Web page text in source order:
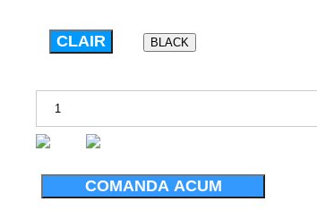
CLAIR BLACK
COMANDA ACUM